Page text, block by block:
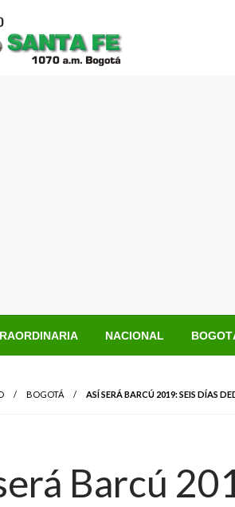
NACIONAL
BOGOTÁ ASÍ SERÁ BARCÚ 2019: SEIS DÍAS
Barcú